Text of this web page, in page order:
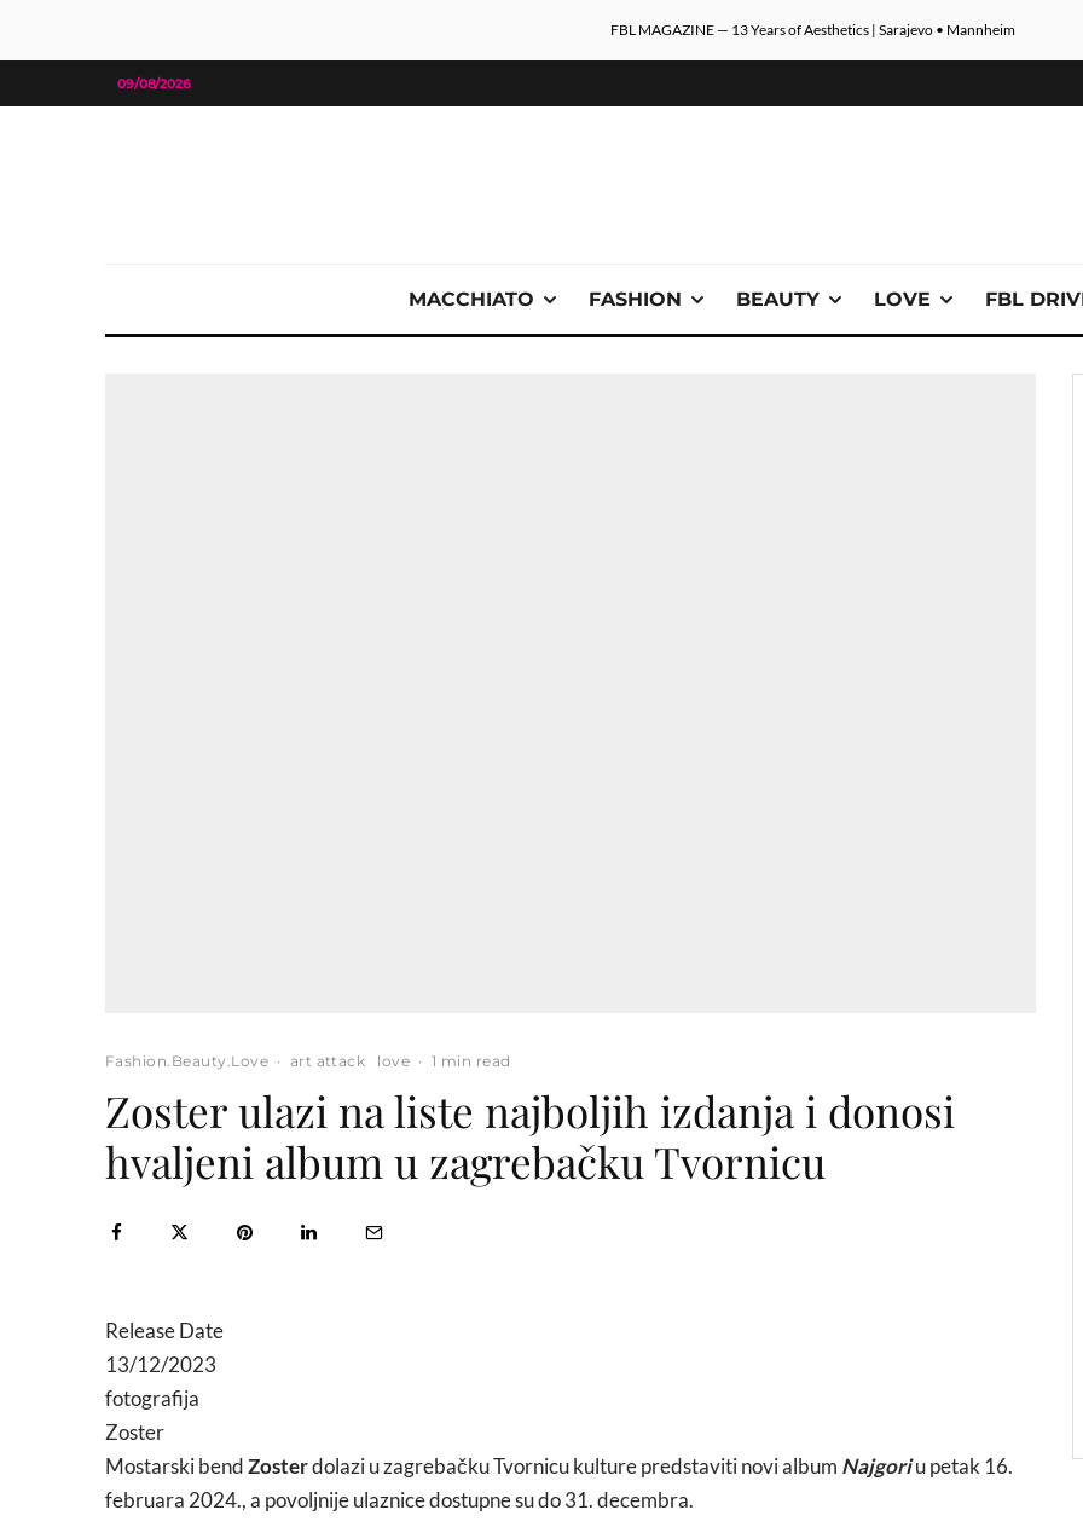
FBL MAGAZINE — 13 Years of Aesthetics | Sarajevo • Mannheim
09/08/2026
MACCHIATO FASHION BEAUTY LOVE FBL
Fashion.Beauty.Love · art attack love · 1 min read
Zoster ulazi na liste najboljih izdanja i donosi
hvaljeni album u zagrebačku Tvornicu
Release Date
13/12/2023
fotografija
Zoster
Mostarski bendZosterdolazi u zagrebačku Tvornicu kulture predstaviti novi album Najgoriu petak 16.
februara 2024., a povoljnije ulaznice dostupne su do 31. decembra.